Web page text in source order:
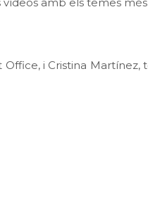
i Cristina Martínez,